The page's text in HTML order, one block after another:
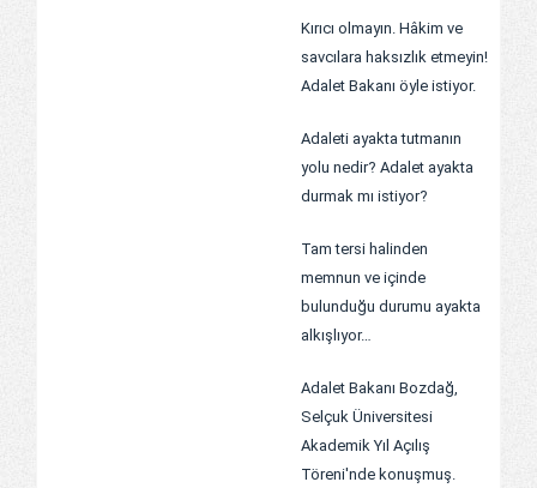
Kırıcı olmayın. Hâkim ve
savcılara haksızlık etmeyin!
Adalet Bakanı öyle istiyor.
Adaleti ayakta tutmanın
yolu nedir? Adalet ayakta
durmak mı istiyor?
Tam tersi halinden
memnun ve içinde
bulunduğu durumu ayakta
alkışlıyor…
Adalet Bakanı Bozdağ,
Selçuk Üniversitesi
Akademik Yıl Açılış
Töreni'nde konuşmuş.